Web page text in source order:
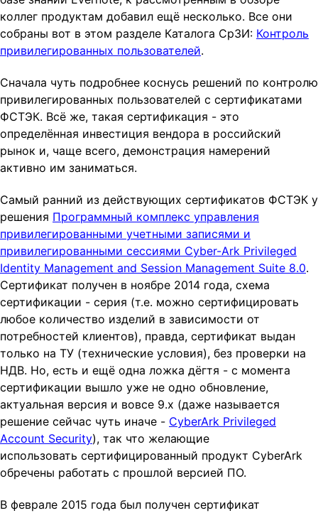
коллег продуктам добавил ещё несколько. Все они
собраны вот в этом разделе Каталога СрЗИ: Контроль
привилегированных пользователей.
Сначала чуть подробнее коснусь решений по контролю
привилегированных пользователей c сертификатами
ФСТЭК. Всё же, такая сертификация - это
определённая инвестиция вендора в российский
рынок и, чаще всего, демонстрация намерений
активно им заниматься.
Самый ранний из действующих сертификатов ФСТЭК у
решения Программный комплекс управления
привилегированными учетными записями и
привилегированными сессиями Cyber-Ark Privileged
Identity Management and Session Management Suite 8.0.
Сертификат получен в ноябре 2014 года, схема
сертификации - серия (т.е. можно сертифицировать
любое количество изделий в зависимости от
потребностей клиентов), правда, сертификат выдан
только на ТУ (технические условия), без проверки на
НДВ. Но, есть и ещё одна ложка дёгтя - с момента
сертификации вышло уже не одно обновление,
актуальная версия и вовсе 9.x (даже называется
решение сейчас чуть иначе - CyberArk Privileged
Account Security), так что желающие
использовать сертифицированный продукт CyberArk
обречены работать с прошлой версией ПО.
В феврале 2015 года был получен сертификат